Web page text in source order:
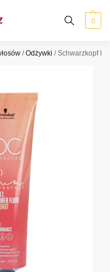
0
/Odżywki /Schwarzkopf